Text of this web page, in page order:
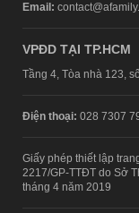
Email:
VPĐD TẠI TP.HCM
Tầng 4, Tòa nhà 123,
Điện thoại: 028 7307
Giấy phép thiết lập
2217/GP-TTĐT do Sở
tháng 4 năm 2019